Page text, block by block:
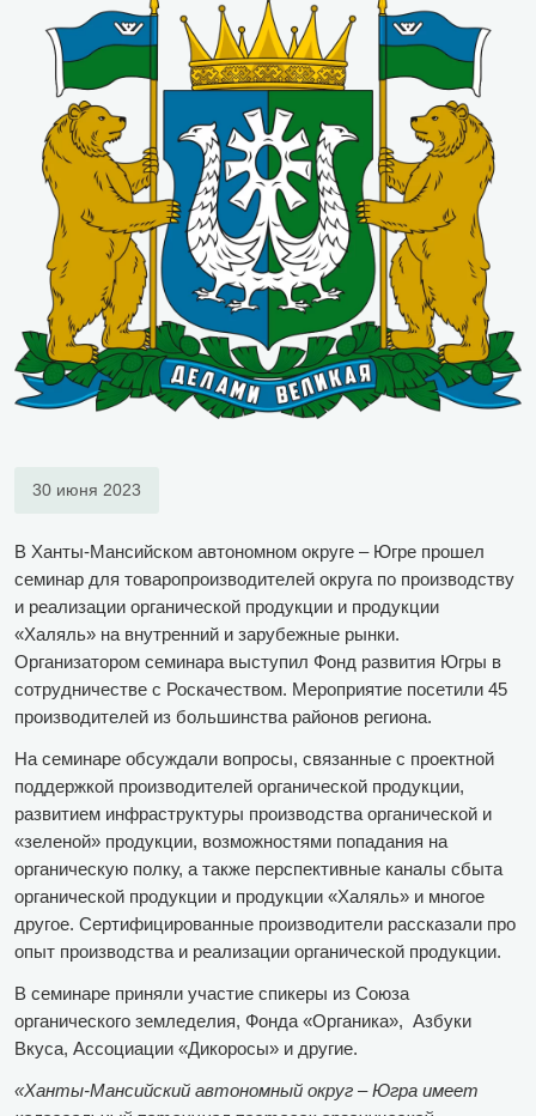
30 июня 2023
В Ханты-Мансийском автономном округе – Югре прошел
семинар для товаропроизводителей округа по производству
и реализации органической продукции и продукции
«Халяль» на внутренний и зарубежные рынки.
Организатором семинара выступил Фонд развития Югры в
сотрудничестве с Роскачеством. Мероприятие посетили 45
производителей из большинства районов региона.
На семинаре обсуждали вопросы, связанные с проектной
поддержкой производителей органической продукции,
развитием инфраструктуры производства органической и
«зеленой» продукции, возможностями попадания на
органическую полку, а также перспективные каналы сбыта
органической продукции и продукции «Халяль» и многое
другое. Сертифицированные производители рассказали про
опыт производства и реализации органической продукции.
В семинаре приняли участие спикеры из Союза
органического земледелия, Фонда «Органика», Азбуки
Вкуса, Ассоциации «Дикоросы» и другие.
«Ханты-Мансийский автономный округ – Югра имеет